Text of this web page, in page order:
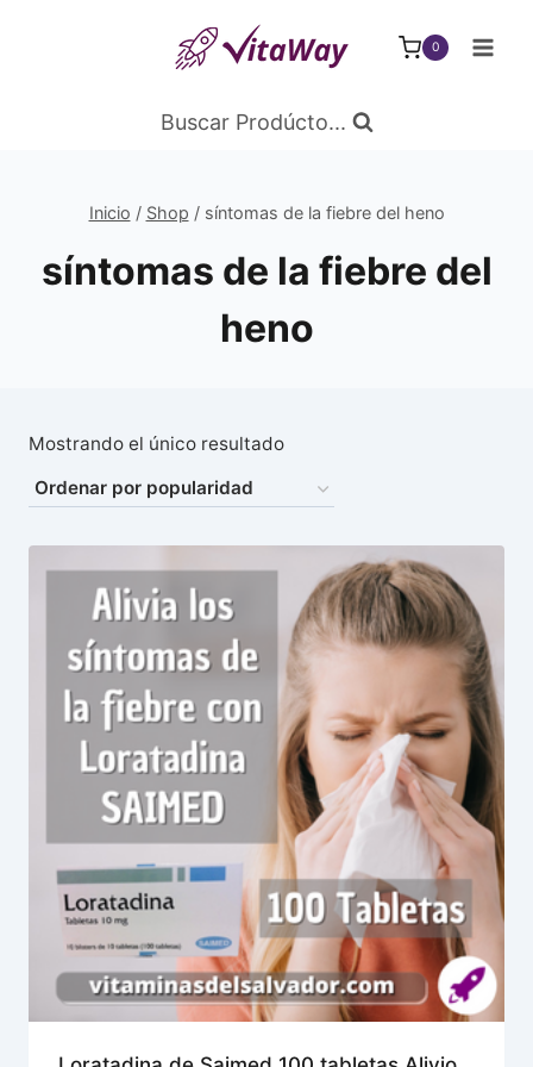
0
Buscar Prodúcto...
Inicio / Shop / síntomas de la fiebre del heno
síntomas de la fiebre del
heno
Mostrando el único resultado